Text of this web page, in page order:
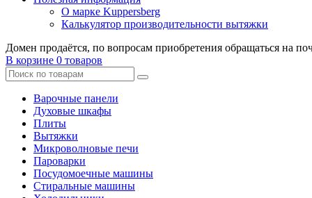
О марке Kuppersberg
Калькулятор производительности вытяжки
Домен продаётся, по вопросам приобретения обращаться на
В корзине 0 товаров
Варочные панели
Духовые шкафы
Плиты
Вытяжки
Микроволновые печи
Пароварки
Посудомоечные машины
Стиральные машины